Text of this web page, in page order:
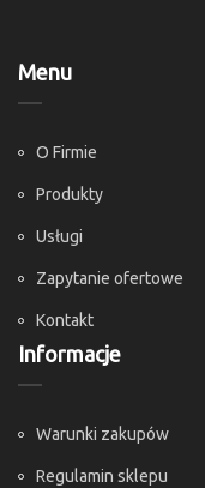
Menu
O Firmie
Produkty
Usługi
Zapytanie ofertowe
Kontakt
Informacje
Warunki zakupów
Regulamin sklepu